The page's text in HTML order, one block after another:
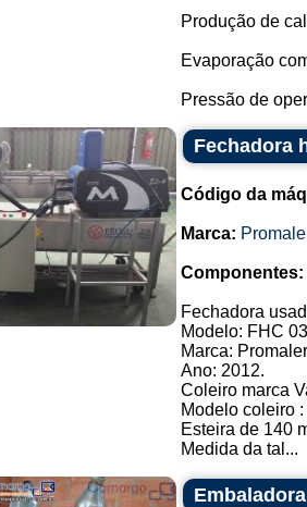
Produção de
Evaporação
Pressão de
Fechadora
Código da
Marca:
Componentes:
Fechadora
Modelo: FHC
Marca:
Ano: 2012.
Coleiro marca
Modelo coleiro
Esteira de 140
Medida da tal...